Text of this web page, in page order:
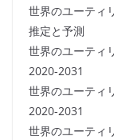
世界のユーティ
推定と予測
世界のユーティ
2020-2031
世界のユーティ
2020-2031
世界のユーティ